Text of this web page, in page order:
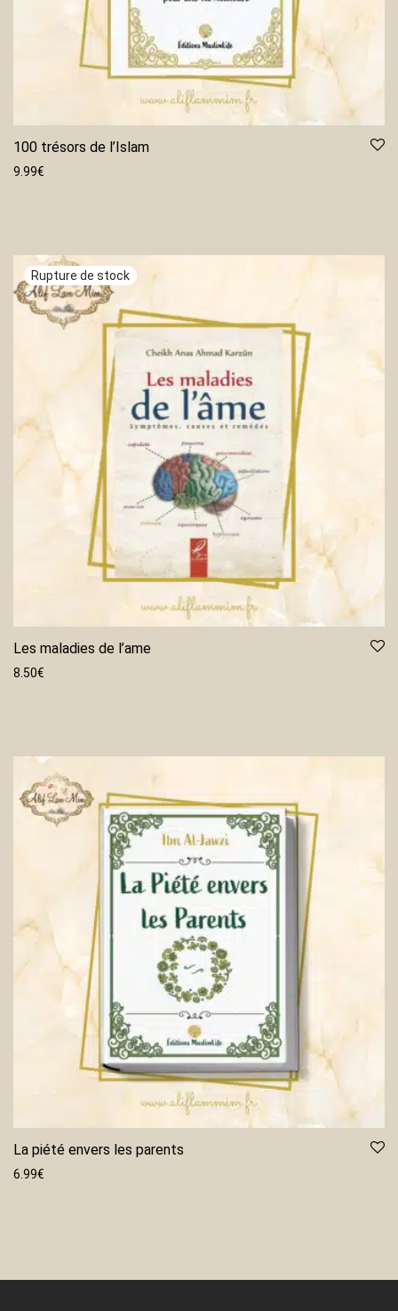
100 trésors de l’Islam
9.99€
Les maladies de l’ame
8.50€
La piété envers les parents
6.99€